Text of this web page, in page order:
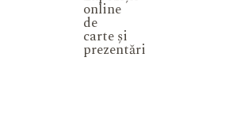
online
de
carte și
prezentări